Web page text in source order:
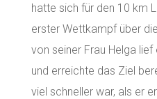
hatte sich für den 10 km
erster Wettkampf über
von seiner Frau Helga
und erreichte das Ziel
viel schneller war, als er